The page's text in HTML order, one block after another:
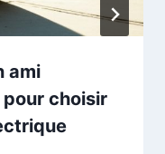
ami
choisir